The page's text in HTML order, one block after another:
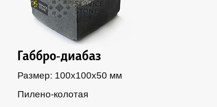
Габбро-диабаз
Размер: 100х100х50 мм
Пилено-колотая